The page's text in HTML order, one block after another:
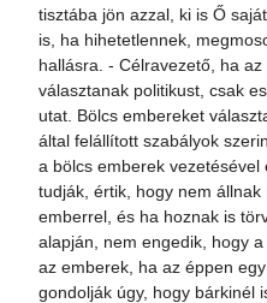
tisztába jön azzal, ki is Ő
is, ha hihetetlennek,
hallásra. - Célravezető, ha
választanak politikust, csak
utat. Bölcs embereket
által felállított szabályok
a bölcs emberek
tudják, értik, hogy nem
emberrel, és ha hoznak is
alapján, nem engedik, hogy
az emberek, ha az éppen
gondolják úgy, hogy bárkinél